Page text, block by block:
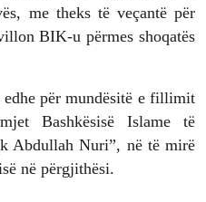
me theks të veçantë për
BIK-u përmes shoqatës
për mundësitë e fillimit
Bashkësisë Islame të
Abdullah Nuri”, në të mirë
në përgjithësi.